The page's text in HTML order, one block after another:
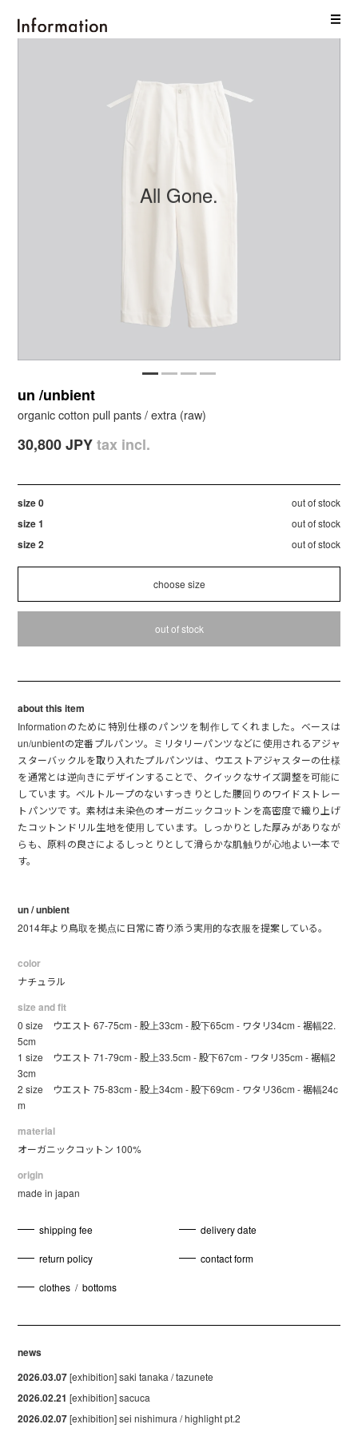
un /unbient
organic cotton pull pants / extra (raw)
30,800 JPYtax incl.
size 0 out of stock
size 1 out of stock
size 2 out of stock
out of stock
about this item
Informationのために特別仕様のパンツを制作してくれました。ベースは
un/unbientの定番プルパンツ。ミリタリーパンツなどに使用されるアジャ
スターバックルを取り入れたプルパンツは、ウエストアジャスターの仕様
を通常とは逆向きにデザインすることで、クイックなサイズ調整を可能に
しています。ベルトループのないすっきりとした腰回りのワイドストレー
トパンツです。素材は未染色のオーガニックコットンを高密度で織り上げ
たコットンドリル生地を使用しています。しっかりとした厚みがありなが
らも、原料の良さによるしっとりとして滑らかな肌触りが心地よい一本で
す。
un / unbient
2014年より鳥取を拠点に日常に寄り添う実用的な衣服を提案している。
color
ナチュラル
size and fit
0 size ウエスト 67-75cm - 股上33cm - 股下65cm - ワタリ34cm - 裾幅22.
5cm
1 size ウエスト 71-79cm - 股上33.5cm - 股下67cm - ワタリ35cm - 裾幅2
3cm
2 size ウエスト 75-83cm - 股上34cm - 股下69cm - ワタリ36cm - 裾幅24c
m
material
オーガニックコットン 100%
origin
made in japan
shipping fee delivery date
return policy contact form
clothes / bottoms
news
2026.03.07[exhibition] saki tanaka / tazunete
2026.02.21 [exhibition] sacuca
2026.02.07[exhibition] sei nishimura / highlight pt.2